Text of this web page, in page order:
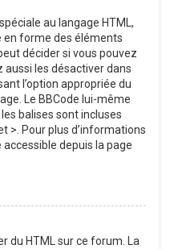
au langage HTML,
forme des éléments
décider si vous pouvez
aussi les désactiver dans
l’option appropriée du
Le BBCode lui-même
balises sont incluses
>. Pour plus d’informations
depuis la page
du HTML sur ce forum. La